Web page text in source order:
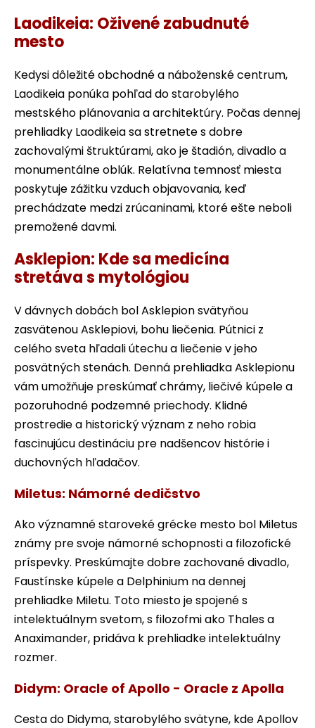
Laodikeia: Oživené zabudnuté
mesto
Kedysi dôležité obchodné a náboženské centrum,
Laodikeia ponúka pohľad do starobylého
mestského plánovania a architektúry. Počas dennej
prehliadky Laodikeia sa stretnete s dobre
zachovalými štruktúrami, ako je štadión, divadlo a
monumentálne oblúk. Relatívna temnosť miesta
poskytuje zážitku vzduch objavovania, keď
prechádzate medzi zrúcaninami, ktoré ešte neboli
premožené davmi.
Asklepion: Kde sa medicína
stretáva s mytológiou
V dávnych dobách bol Asklepion svätyňou
zasvätenou Asklepiovi, bohu liečenia. Pútnici z
celého sveta hľadali útechu a liečenie v jeho
posvätných stenách. Denná prehliadka Asklepionu
vám umožňuje preskúmať chrámy, liečivé kúpele a
pozoruhodné podzemné priechody. Klidné
prostredie a historický význam z neho robia
fascinujúcu destináciu pre nadšencov histórie i
duchovných hľadačov.
Miletus: Námorné dedičstvo
Ako významné staroveké grécke mesto bol Miletus
známy pre svoje námorné schopnosti a filozofické
príspevky. Preskúmajte dobre zachované divadlo,
Faustínske kúpele a Delphinium na dennej
prehliadke Miletu. Toto miesto je spojené s
intelektuálnym svetom, s filozofmi ako Thales a
Anaximander, pridáva k prehliadke intelektuálny
rozmer.
Didym: Oracle of Apollo - Oracle z Apolla
Cesta do Didyma, starobylého svätyne, kde Apollov